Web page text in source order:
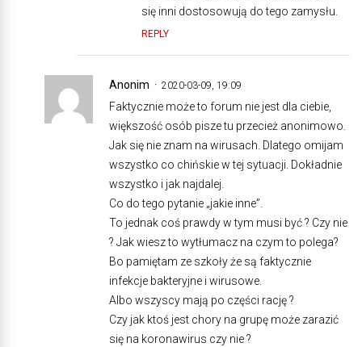
się inni dostosowują do tego zamysłu.
REPLY
Anonim 2020-03-09, 19:09
Faktycznie może to forum nie jest dla ciebie,
większość osób pisze tu przecież anonimowo.
Jak się nie znam na wirusach. Dlatego omijam
wszystko co chińskie w tej sytuacji. Dokładnie
wszystko i jak najdalej.
Co do tego pytanie „jakie inne”.
To jednak coś prawdy w tym musi być ? Czy nie
? Jak wiesz to wytłumacz na czym to polega?
Bo pamiętam ze szkoły że są faktycznie
infekcje bakteryjne i wirusowe.
Albo wszyscy mają po części rację ?
Czy jak ktoś jest chory na grupę może zarazić
się na koronawirus czy nie ?